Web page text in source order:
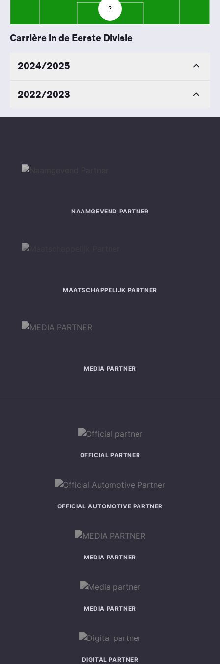
?
Carrière in de Eerste Divisie
2024/2025
2022/2023
NAAMGEVEND PARTNER
MAATSCHAPPELIJK PARTNER
MEDIA PARTNER
OFFICIAL PARTNER
OFFICIAL AUTOMOTIVE PARTNER
MEDIA PARTNER
MEDIA PARTNER
DIGITAL PARTNER